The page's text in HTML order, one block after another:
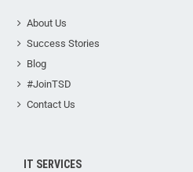
About Us
Success Stories
Blog
#JoinTSD
Contact Us
IT SERVICES